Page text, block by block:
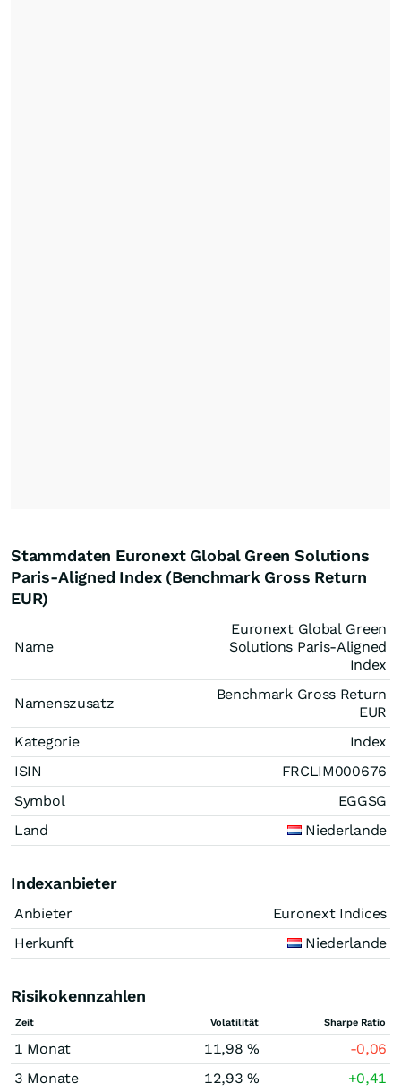
Stammdaten Euronext Global Green Solutions
Paris-Aligned Index (Benchmark Gross Return
EUR)
Name
Euronext Global Green
Solutions Paris-Aligned
Index
Namenszusatz
Benchmark Gross Return
EUR
Kategorie
Index
ISIN
FRCLIM000676
Symbol
EGGSG
Land
Niederlande
Indexanbieter
Anbieter
Euronext Indices
Herkunft
Niederlande
Risikokennzahlen
Zeit Volatilität Sharpe Ratio
1 Monat 11,98 %
-0,06
3 Monate
12,93 % +0,41